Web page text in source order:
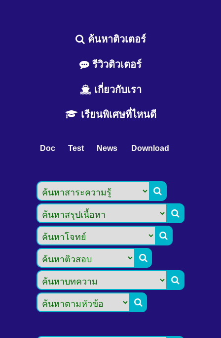
ค้นหาติวเตอร์
รีวิวติวเตอร์
เกี่ยวกับเรา
เรียนพิเศษที่ไหนดี
Doc Test News Download





